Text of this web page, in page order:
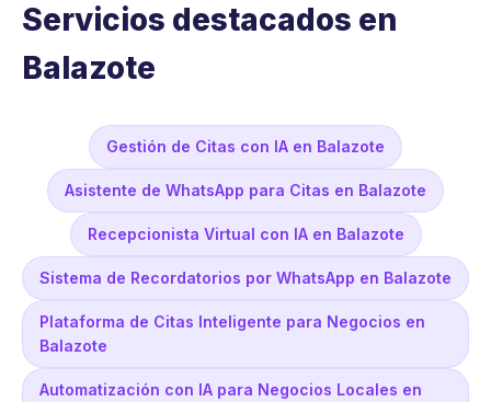
Servicios destacados en
Balazote
Gestión de Citas con IA en Balazote
Asistente de WhatsApp para Citas en Balazote
Recepcionista Virtual con IA en Balazote
Sistema de Recordatorios por WhatsApp en Balazote
Plataforma de Citas Inteligente para Negocios en
Balazote
Automatización con IA para Negocios Locales en